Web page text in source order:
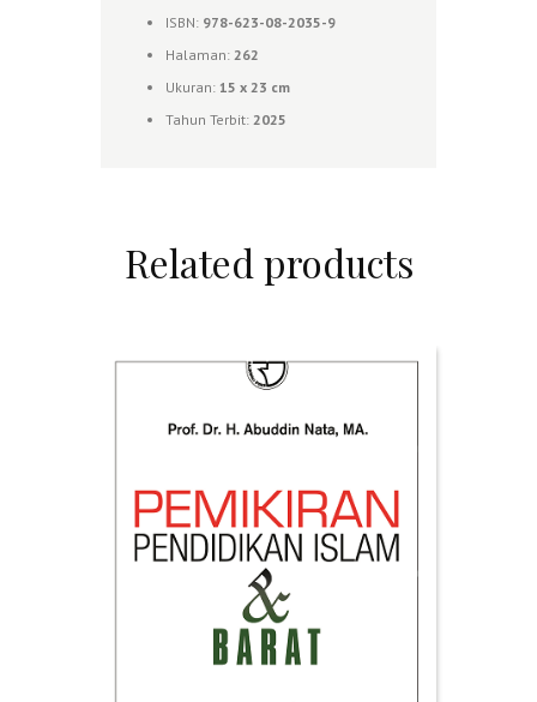
ISBN: 978-623-08-2035-9
Halaman: 262
Ukuran: 15 x 23 cm
Tahun Terbit: 2025
Related products